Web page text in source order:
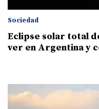
Sociedad
Eclipse solar total
ver en Argentina y